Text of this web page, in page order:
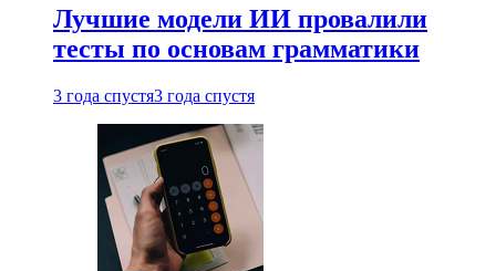
Лучшие модели ИИ провалили
тесты по основам грамматики
3 года спустя3 года спустя